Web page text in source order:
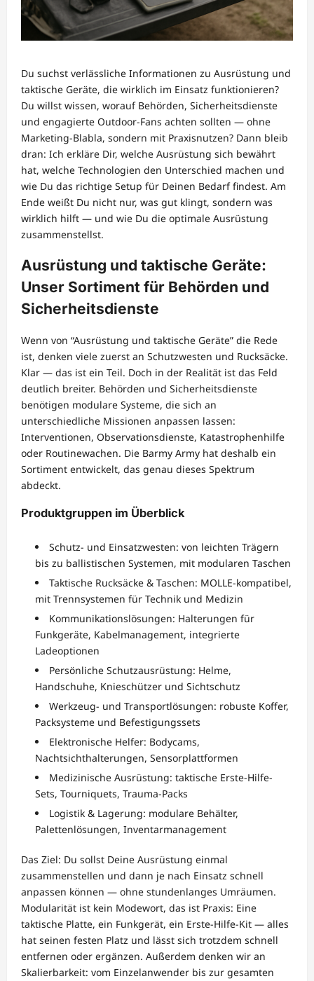
Du suchst verlässliche Informationen zu Ausrüstung und
taktische Geräte, die wirklich im Einsatz funktionieren?
Du willst wissen, worauf Behörden, Sicherheitsdienste
und engagierte Outdoor-Fans achten sollten — ohne
Marketing-Blabla, sondern mit Praxisnutzen? Dann bleib
dran: Ich erkläre Dir, welche Ausrüstung sich bewährt
hat, welche Technologien den Unterschied machen und
wie Du das richtige Setup für Deinen Bedarf findest. Am
Ende weißt Du nicht nur, was gut klingt, sondern was
wirklich hilft — und wie Du die optimale Ausrüstung
zusammenstellst.
Ausrüstung und taktische Geräte:
Unser Sortiment für Behörden und
Sicherheitsdienste
Wenn von “Ausrüstung und taktische Geräte” die Rede
ist, denken viele zuerst an Schutzwesten und Rucksäcke.
Klar — das ist ein Teil. Doch in der Realität ist das Feld
deutlich breiter. Behörden und Sicherheitsdienste
benötigen modulare Systeme, die sich an
unterschiedliche Missionen anpassen lassen:
Interventionen, Observationsdienste, Katastrophenhilfe
oder Routinewachen. Die Barmy Army hat deshalb ein
Sortiment entwickelt, das genau dieses Spektrum
abdeckt.
Produktgruppen im Überblick
Schutz- und Einsatzwesten: von leichten Trägern
bis zu ballistischen Systemen, mit modularen Taschen
Taktische Rucksäcke & Taschen: MOLLE-kompatibel,
mit Trennsystemen für Technik und Medizin
Kommunikationslösungen: Halterungen für
Funkgeräte, Kabelmanagement, integrierte
Ladeoptionen
Persönliche Schutzausrüstung: Helme,
Handschuhe, Knieschützer und Sichtschutz
Werkzeug- und Transportlösungen: robuste Koffer,
Packsysteme und Befestigungssets
Elektronische Helfer: Bodycams,
Nachtsichthalterungen, Sensorplattformen
Medizinische Ausrüstung: taktische Erste-Hilfe-
Sets, Tourniquets, Trauma-Packs
Logistik & Lagerung: modulare Behälter,
Palettenlösungen, Inventarmanagement
Das Ziel: Du sollst Deine Ausrüstung einmal
zusammenstellen und dann je nach Einsatz schnell
anpassen können — ohne stundenlanges Umräumen.
Modularität ist kein Modewort, das ist Praxis: Eine
taktische Platte, ein Funkgerät, ein Erste-Hilfe-Kit — alles
hat seinen festen Platz und lässt sich trotzdem schnell
entfernen oder ergänzen. Außerdem denken wir an
Skalierbarkeit: vom Einzelanwender bis zur gesamten